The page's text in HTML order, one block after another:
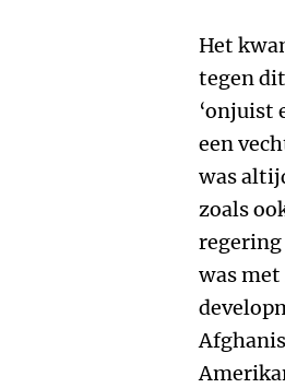
Het
tegen
‘onjuist
een
was
zoals
regering
was